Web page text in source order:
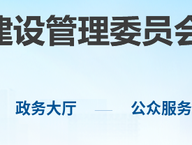
政务大厅 —— 公众服务